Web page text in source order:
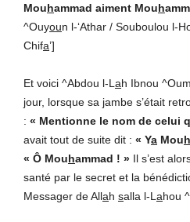
Mouhammad aiment Mouh
^Ouyoun l-‘Athar / Souboulou l-
Chifa’]
Et voici ^Abdou l-L ah Ibnou
jour, lorsque sa jambe s’était
: « Mentionne le nom de celui
avait tout de suite dit : « Ya Mouh
« Ô Mouhammad ! » Il s’est
santé par le secret et la
Messager de Allah salla l-L ahou